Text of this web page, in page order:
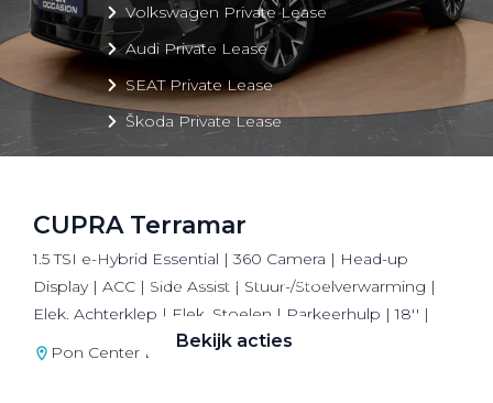
Volkswagen Private Lease
Audi Private Lease
SEAT Private Lease
Škoda Private Lease
Bekijk alle aanbiedingen
Bekijk acties
CUPRA Terramar
1.5 TSI e-Hybrid Essential | 360 Camera | Head-up
Display | ACC | Side Assist | Stuur-/Stoelverwarming |
Elek. Achterklep | Elek. Stoelen | Parkeerhulp | 18'' |
Pon Center Barneveld